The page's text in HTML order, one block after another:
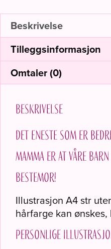
Beskrivelse
Tilleggsinformasjon
Omtaler (0)
Beskrivelse
Det eneste som er
mamma er at våre
bestemor!
Illustrasjon A4 str
hårfarge kan
Personlige